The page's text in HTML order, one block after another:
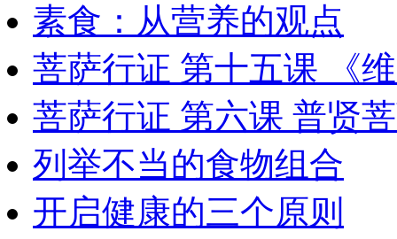
素食：从营养的观点
菩萨行证 第十五课 《
菩萨行证 第六课 普贤
列举不当的食物组合
开启健康的三个原则